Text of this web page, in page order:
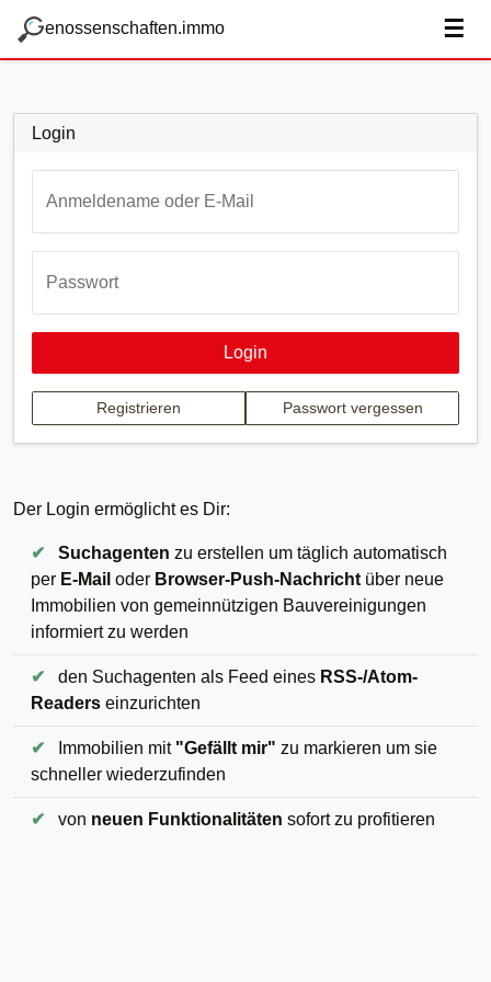
g
enossenschaften.immo ☰
Login
Anmeldename oder E-Mail
Passwort
Login
Registrieren Passwort vergessen
Der Login ermöglicht es Dir:
✔ Suchagenten zu erstellen um täglich automatisch
per E-Mail oder Browser-Push-Nachricht über neue
Immobilien von gemeinnützigen Bauvereinigungen
informiert zu werden
✔ den Suchagenten als Feed eines RSS-/Atom-
Readers einzurichten
✔ Immobilien mit "Gefällt mir" zu markieren um sie
schneller wiederzufinden
✔ von neuen Funktionalitäten sofort zu profitieren